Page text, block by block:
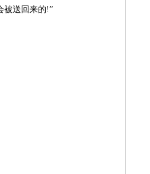
被送回来的!”